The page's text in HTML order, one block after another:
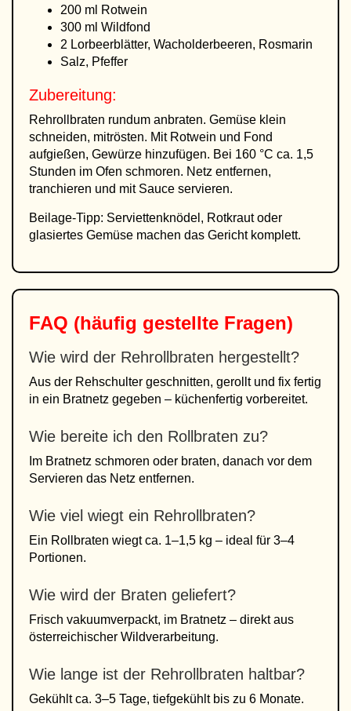
200 ml Rotwein
300 ml Wildfond
2 Lorbeerblätter, Wacholderbeeren, Rosmarin
Salz, Pfeffer
Zubereitung:
Rehrollbraten rundum anbraten. Gemüse klein
schneiden, mitrösten. Mit Rotwein und Fond
aufgießen, Gewürze hinzufügen. Bei 160 °C ca. 1,5
Stunden im Ofen schmoren. Netz entfernen,
tranchieren und mit Sauce servieren.
Beilage-Tipp: Serviettenknödel, Rotkraut oder
glasiertes Gemüse machen das Gericht komplett.
FAQ (häufig gestellte Fragen)
Wie wird der Rehrollbraten hergestellt?
Aus der Rehschulter geschnitten, gerollt und fix fertig
in ein Bratnetz gegeben – küchenfertig vorbereitet.
Wie bereite ich den Rollbraten zu?
Im Bratnetz schmoren oder braten, danach vor dem
Servieren das Netz entfernen.
Wie viel wiegt ein Rehrollbraten?
Ein Rollbraten wiegt ca. 1–1,5 kg – ideal für 3–4
Portionen.
Wie wird der Braten geliefert?
Frisch vakuumverpackt, im Bratnetz – direkt aus
österreichischer Wildverarbeitung.
Wie lange ist der Rehrollbraten haltbar?
Gekühlt ca. 3–5 Tage, tiefgekühlt bis zu 6 Monate.